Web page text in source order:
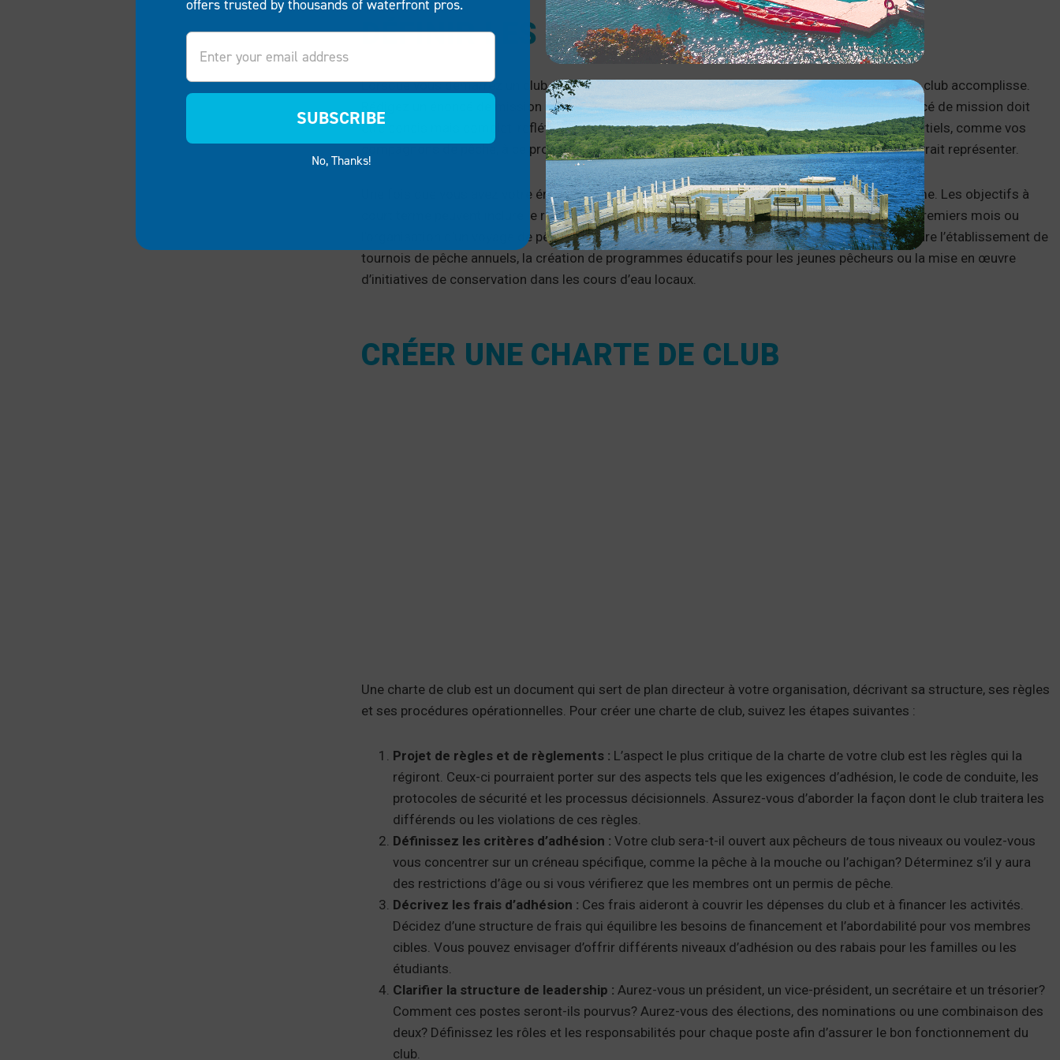
DÉFINIR LES OBJECTIFS DU CLUB
Lorsque vous démarrez un club de pêche, il est essentiel d’établir ce que vous voulez que votre club accomplisse.
Rédigez un énoncé de mission résumant les principaux objectifs et valeurs du club. Votre énoncé de mission doit
être concis mais complet, reflétant l’essence de votre club. Faites participer les membres potentiels, comme vos
compagnons de pêche, à ce processus pour obtenir des idées précieuses sur ce que le club devrait représenter.
Une fois que vous avez votre énoncé de mission, fixez-vous des objectifs à court et à long terme. Les objectifs à
court terme peuvent inclure le recrutement d’un certain nombre de membres au cours des six premiers mois ou
l’organisation d’un voyage de pêche inaugural réussi. Les objectifs à long terme pourraient inclure l’établissement de
tournois de pêche annuels, la création de programmes éducatifs pour les jeunes pêcheurs ou la mise en œuvre
d’initiatives de conservation dans les cours d’eau locaux.
CRÉER UNE CHARTE DE CLUB
Une charte de club est un document qui sert de plan directeur à votre organisation, décrivant sa structure, ses règles
et ses procédures opérationnelles. Pour créer une charte de club, suivez les étapes suivantes :
Projet de règles et de règlements : L’aspect le plus critique de la charte de votre club est les règles qui la
régiront. Ceux-ci pourraient porter sur des aspects tels que les exigences d’adhésion, le code de conduite, les
protocoles de sécurité et les processus décisionnels. Assurez-vous d’aborder la façon dont le club traitera les
différends ou les violations de ces règles.
Définissez les critères d’adhésion : Votre club sera-t-il ouvert aux pêcheurs de tous niveaux ou voulez-vous
vous concentrer sur un créneau spécifique, comme la pêche à la mouche ou l’achigan? Déterminez s’il y aura
des restrictions d’âge ou si vous vérifierez que les membres ont un permis de pêche.
Décrivez les frais d’adhésion : Ces frais aideront à couvrir les dépenses du club et à financer les activités.
Décidez d’une structure de frais qui équilibre les besoins de financement et l’abordabilité pour vos membres
cibles. Vous pouvez envisager d’offrir différents niveaux d’adhésion ou des rabais pour les familles ou les
étudiants.
Clarifier la structure de leadership : Aurez-vous un président, un vice-président, un secrétaire et un trésorier?
Comment ces postes seront-ils pourvus? Aurez-vous des élections, des nominations ou une combinaison des
deux? Définissez les rôles et les responsabilités pour chaque poste afin d’assurer le bon fonctionnement du
club.
offers trusted by thousands of waterfront pros.
Email
SUBSCRIBE
No, Thanks!